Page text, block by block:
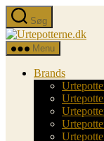
Spring
til
indholdet
Søg
Menu
Brands